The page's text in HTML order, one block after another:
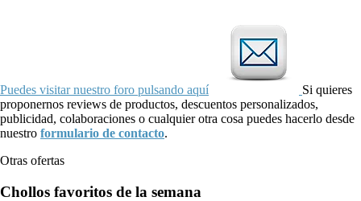
Puedes visitar nuestro foro pulsando aquí
Si quieres
proponernos reviews de productos, descuentos personalizados,
publicidad, colaboraciones o cualquier otra cosa puedes hacerlo desde
nuestro formulario de contacto.
Otras ofertas
Chollos favoritos de la semana